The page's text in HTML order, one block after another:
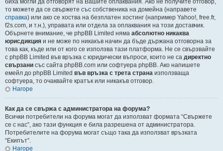
биха могли да отговорят на Вашите оплаквания. Ако не получите отговор,
то можете да се свържете със собственика на домейна (направете
справка) или ако се хоства на безплатен хостинг (например Yahoo!, free.fr,
f2s.com, и т.н.), управата или отдела за оплаквания на този доставчик.
Обърнете внимание, че phpBB Limited няма абсолютно никаква
юрисдикция и не може по никакъв начин да бъде държана отговорна за
това как, къде или от кого се използва тази платформа. Не се свързвайте
с phpBB Limited във връзка с юридически въпроси, които не са директно
свързани със сайта phpBB.com или софтуера phpBB. Ако напишете
емейл до phpBB Limited във връзка с трета страна използваща
софтуера, то очаквайте кратък или никакъв отговор.
Нагоре
Как да се свържа с администратора на форума?
Всички потребители на форума могат да използват формата “Свържете
се с нас”, ако тази функция е била разрешена от администратора.
Потребителите на форума могат също така да използват връзката
“Екипът”.
Нагоре